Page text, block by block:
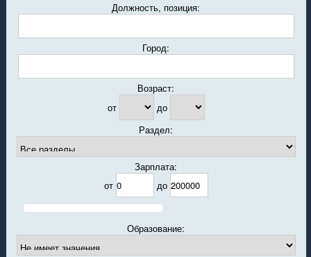
Должность, позиция:
Город:
Возраст:
от
до
Раздел:
Зарплата:
от
до
Образование: